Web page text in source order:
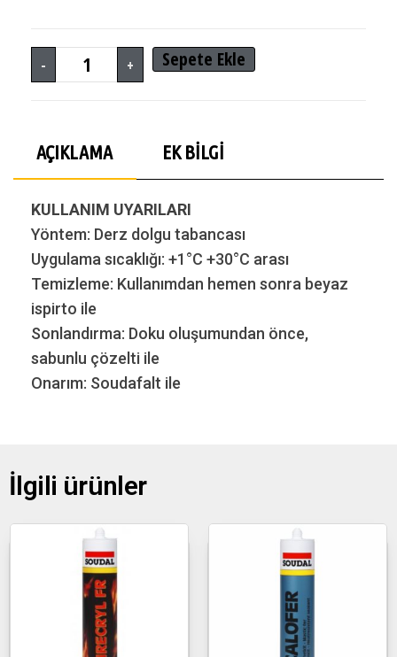
- + Sepete Ekle
AÇIKLAMA EK BILGI
KULLANIM UYARILARI
Yöntem: Derz dolgu tabancası
Uygulama sıcaklığı: +1°C +30°C arası
Temizleme: Kullanımdan hemen sonra beyaz
ispirto ile
Sonlandırma: Doku oluşumundan önce,
sabunlu çözelti ile
Onarım: Soudafalt ile
İlgili ürünler